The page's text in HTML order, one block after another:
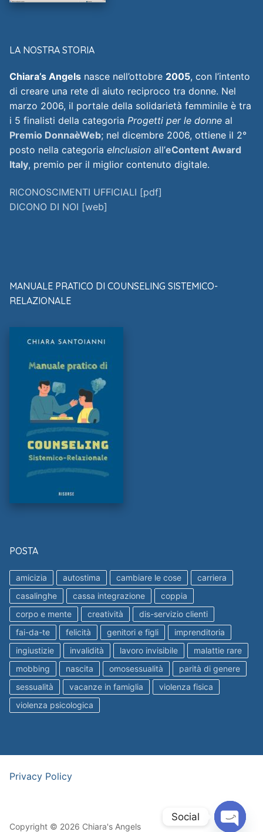
LA NOSTRA STORIA
Chiara’s Angels nasce nell’ottobre 2005, con l’intento
di creare una rete di aiuto reciproco tra donne. Nel
marzo 2006, il portale della solidarietà femminile è tra
i 5 finalisti della categoria Progetti per le donne al
Premio DonnaèWeb; nel dicembre 2006, ottiene il 2°
posto nella categoria eInclusion all’eContent Award
Italy, premio per il miglior contenuto digitale.
RICONOSCIMENTI UFFICIALI [pdf]
DICONO DI NOI [web]
MANUALE PRATICO DI COUNSELING SISTEMICO-
RELAZIONALE
POSTA
amicizia autostima cambiare le cose
carriera
casalinghe
cassa integrazione
coppia
corpo e mente
creatività
dis-servizio clienti
fai-da-te
felicità genitori e figli
imprenditoria
ingiustizie
invalidità lavoro invisibile
malattie rare
mobbing
nascita omosessualità
parità di genere
sessualità
vacanze in famiglia
violenza fisica
violenza psicologica
Privacy Policy
Copyright © 2026 Chiara's Angels
Social